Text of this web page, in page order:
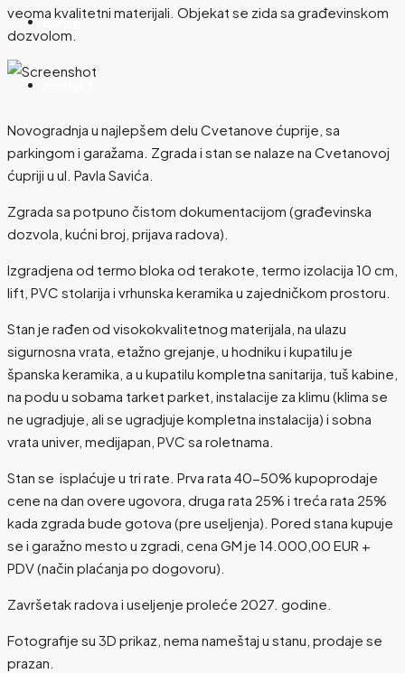
Banke
veoma kvalitetni materijali. Objekat se zida sa građevinskom
dozvolom.
Novogradnja u najlepšem delu Cvetanove ćuprije, sa
parkingom i garažama. Zgrada i stan se nalaze na Cvetanovoj
ćupriji u ul. Pavla Savića.
Zgrada sa potpuno čistom dokumentacijom (građevinska
dozvola, kućni broj, prijava radova).
Izgradjena od termo bloka od terakote, termo izolacija 10 cm,
lift, PVC stolarija i vrhunska keramika u zajedničkom prostoru.
Stan je rađen od visokokvalitetnog materijala, na ulazu
sigurnosna vrata, etažno grejanje, u hodniku i kupatilu je
španska keramika, a u kupatilu kompletna sanitarija, tuš kabine,
na podu u sobama tarket parket, instalacije za klimu (klima se
ne ugradjuje, ali se ugradjuje kompletna instalacija) i sobna
vrata univer, medijapan, PVC sa roletnama.
Stan se isplaćuje u tri rate. Prva rata 40-50% kupoprodaje
cene na dan overe ugovora, druga rata 25% i treća rata 25%
kada zgrada bude gotova (pre useljenja). Pored stana kupuje
se i garažno mesto u zgradi, cena GM je 14.000,00 EUR +
PDV (način plaćanja po dogovoru).
Završetak radova i useljenje proleće 2027. godine.
Fotografije su 3D prikaz, nema nameštaj u stanu, prodaje se
prazan.